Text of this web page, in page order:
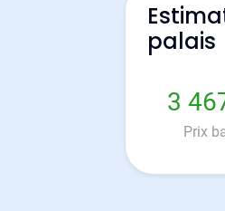
palais
3
Prix